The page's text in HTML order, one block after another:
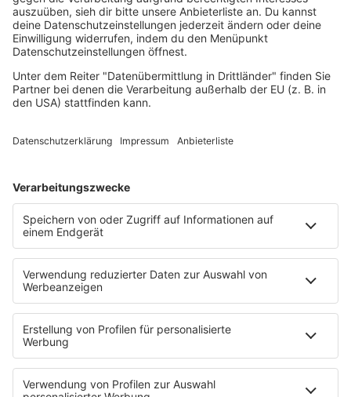
Reggae
RnB Ballads
Rock
Soul & RnB
Techno
Trance
Podcast
Pop Crimes
The Story / Loveparade
90er Kids mit Oli.P
YouTube
90s90s DE:CODED